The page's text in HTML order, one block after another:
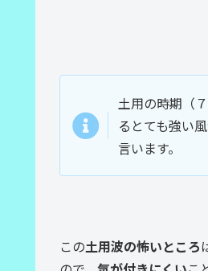
土用の時期（
るとても強い
言います。
この土用波の怖いところ